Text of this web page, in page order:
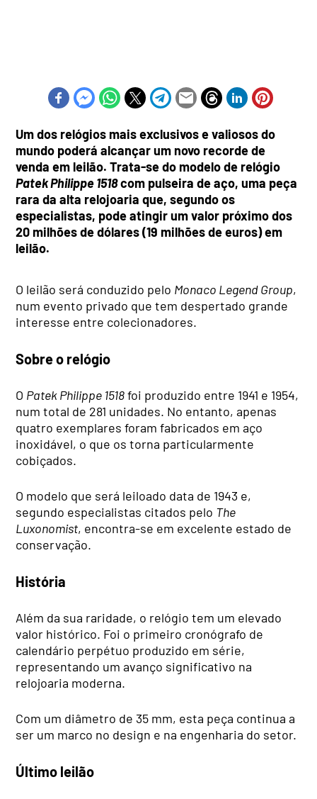
Um dos relógios mais exclusivos e valiosos do
mundo poderá alcançar um novo recorde de
venda em leilão. Trata-se do modelo de relógio
Patek Philippe 1518com pulseira de aço, uma peça
rara da alta relojoaria que, segundo os
especialistas, pode atingir um valor próximo dos
20 milhões de dólares (19 milhões de euros) em
leilão.
O leilão será conduzido pelo Monaco Legend Group,
num evento privado que tem despertado grande
interesse entre colecionadores.
Sobre o relógio
O Patek Philippe 1518foi produzido entre 1941 e 1954,
num total de 281 unidades. No entanto, apenas
quatro exemplares foram fabricados em aço
inoxidável, o que os torna particularmente
cobiçados.
O modelo que será leiloado data de 1943 e,
segundo especialistas citados pelo The
Luxonomist, encontra-se em excelente estado de
conservação.
História
Além da sua raridade, o relógio tem um elevado
valor histórico. Foi o primeiro cronógrafo de
calendário perpétuo produzido em série,
representando um avanço significativo na
relojoaria moderna.
Com um diâmetro de 35 mm, esta peça continua a
ser um marco no design e na engenharia do setor.
Último leilão